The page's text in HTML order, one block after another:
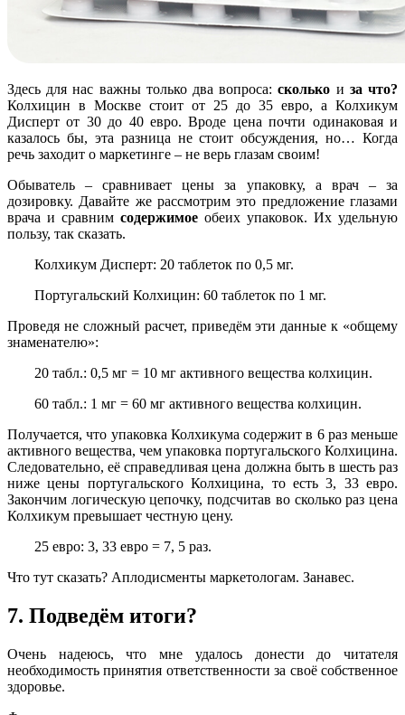
Здесь для нас важны только два вопроса:сколько и за что?
Колхицин в Москве стоит от 25 до 35 евро, а Колхикум
Дисперт от 30 до 40 евро. Вроде цена почти одинаковая и
казалось бы, эта разница не стоит обсуждения, но… Когда
речь заходит о маркетинге – не верь глазам своим!
Обыватель – сравнивает цены за упаковку, а врач – за
дозировку. Давайте же рассмотрим это предложение глазами
врача и сравним содержимое обеих упаковок. Их удельную
пользу, так сказать.
Колхикум Дисперт: 20 таблеток по 0,5 мг.
Португальский Колхицин: 60 таблеток по 1 мг.
Проведя не сложный расчет, приведём эти данные к «общему
знаменателю»:
20 табл.: 0,5 мг = 10 мг активного вещества колхицин.
60 табл.: 1 мг = 60 мг активного вещества колхицин.
Получается, что упаковка Колхикума содержит в 6 раз меньше
активного вещества, чем упаковка португальского Колхицина.
Следовательно, её справедливая цена должна быть в шесть раз
ниже цены португальского Колхицина, то есть 3, 33 евро.
Закончим логическую цепочку, подсчитав во сколько раз цена
Колхикум превышает честную цену.
25 евро: 3, 33 евро = 7, 5 раз.
Что тут сказать? Аплодисменты маркетологам. Занавес.
7. Подведём итоги?
Очень надеюсь, что мне удалось донести до читателя
необходимость принятия ответственности за своё собственное
здоровье.